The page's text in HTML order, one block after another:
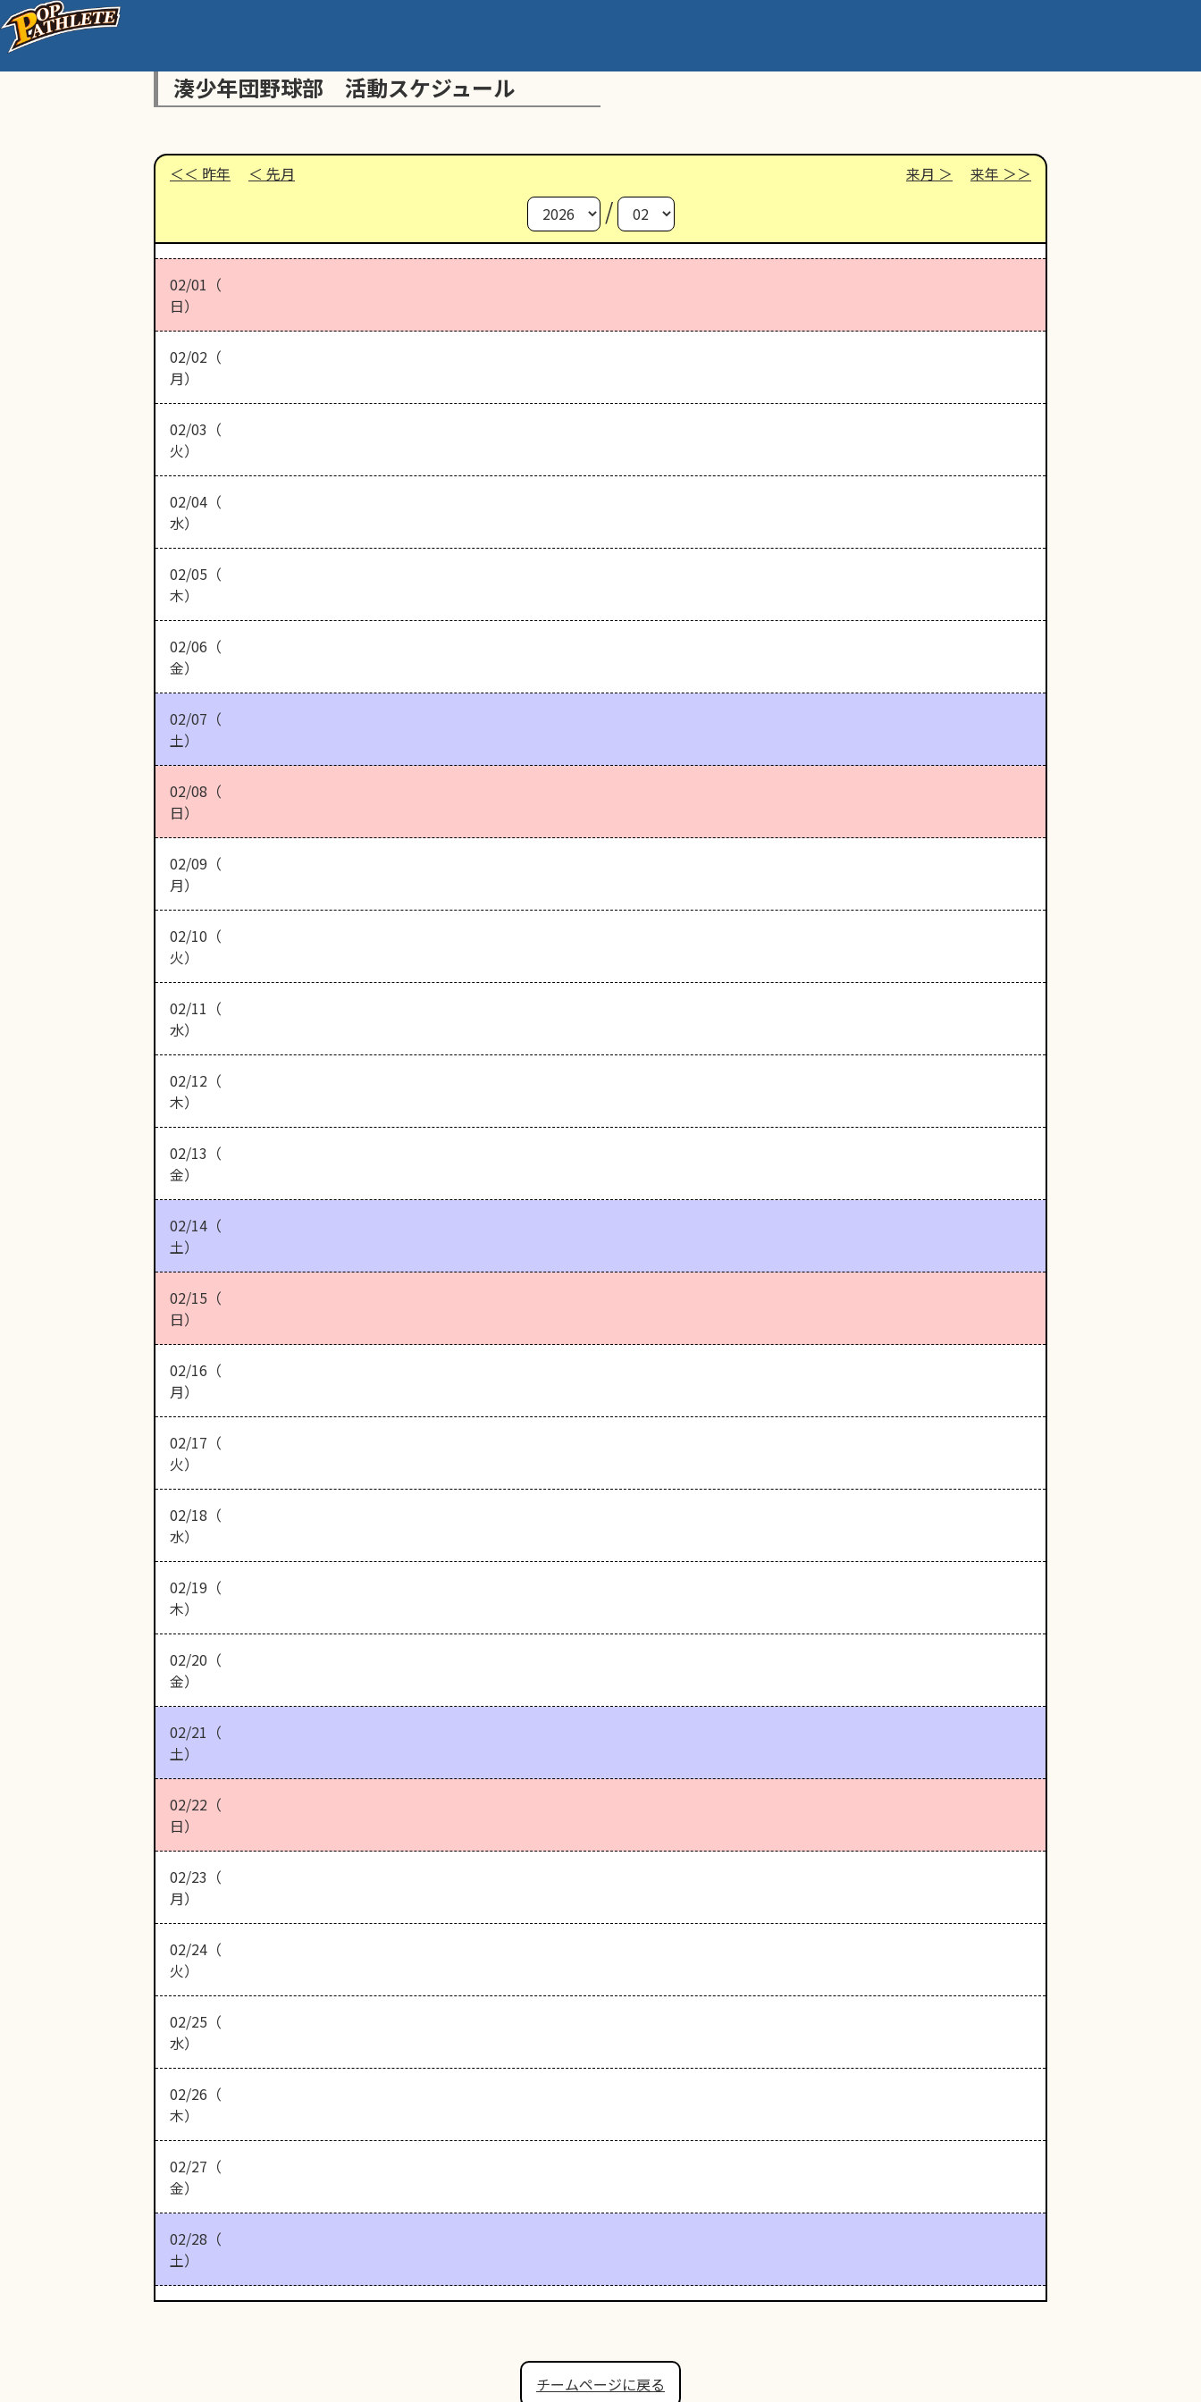
湊少年団野球部 活動スケジュール
昨年 先月 来月 来年
/
02/01（
日）
02/02（
月）
02/03（
火）
02/04（
水）
02/05（
木）
02/06（
金）
02/07（
土）
02/08（
日）
02/09（
月）
02/10（
火）
02/11（
水）
02/12（
木）
02/13（
金）
02/14（
土）
02/15（
日）
02/16（
月）
02/17（
火）
02/18（
水）
02/19（
木）
02/20（
金）
02/21（
土）
02/22（
日）
02/23（
月）
02/24（
火）
02/25（
水）
02/26（
木）
02/27（
金）
02/28（
土）
チームページに戻る